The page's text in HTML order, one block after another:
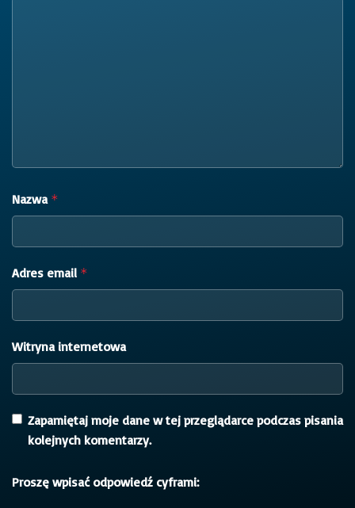
Nazwa *
Adres email *
Witryna internetowa
Zapamiętaj moje dane w tej przeglądarce podczas pisania
kolejnych komentarzy.
Proszę wpisać odpowiedź cyframi: